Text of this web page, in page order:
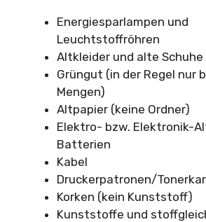
Energiesparlampen und
Leuchtstoffröhren
Altkleider und alte Schuhe
Grüngut (in der Regel nur
Mengen)
Altpapier (keine Ordner)
Elektro- bzw. Elektronik-
Batterien
Kabel
Druckerpatronen/
Korken (kein Kunststoff)
Kunststoffe und